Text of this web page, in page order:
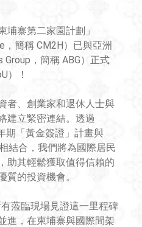
埔寨第二家園計劃」
，簡稱 CM2H）已與亞洲
，簡稱 ABG）正式
）！
者、創業家和退休人士與
建立緊密連結。透過
期「黃金簽證」計畫與
結合，我們將為國際居民
助其輕鬆獲取值得信賴的
質的投資機會。
有蒞臨現場見證這一里程碑
進，在柬埔寨與國際間架